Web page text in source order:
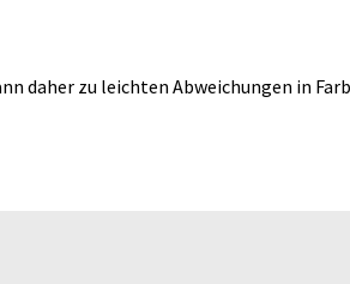
daher zu leichten Abweichungen in